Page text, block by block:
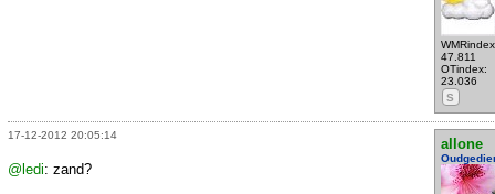
47.811
OTindex:
23.036
S
17-12-2012 20:05:14
allone
@ledi: zand?